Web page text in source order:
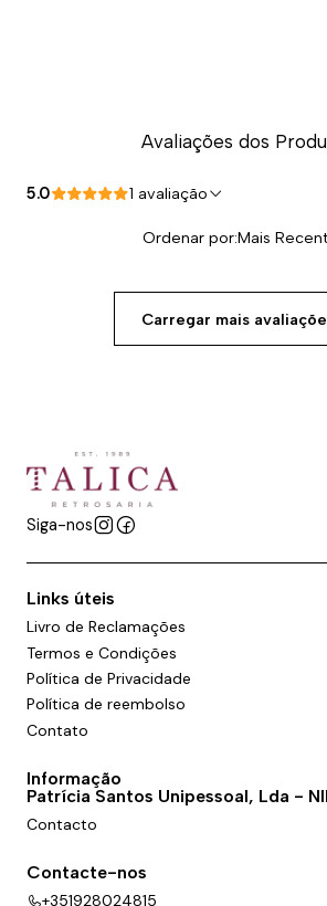
Avaliações dos
5.0 1 avaliação
Ordenar por:Mais
Carregar mais
Siga-nos
Links úteis
Livro de Reclamações
Termos e Condições
Política de Privacidade
Política de reembolso
Contato
Informação
Patrícia Santos Unipessoal, Lda -
Contacto
Contacte-nos
+351928024815